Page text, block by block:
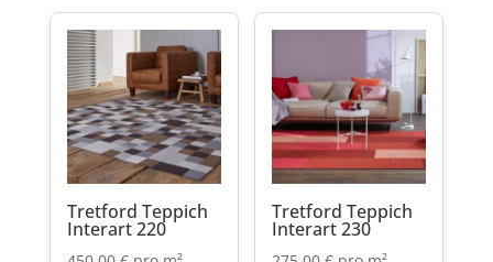
Tretford Teppich
Interart 220
Tretford Teppich
Interart 230